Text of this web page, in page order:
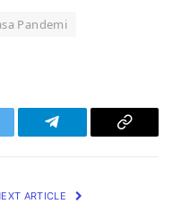
Pandemi
Telegram
Copy
ARTICLE